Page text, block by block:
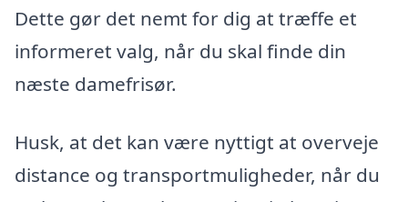
Dette gør det nemt for dig at træffe et
informeret valg, når du skal finde din
næste damefrisør.
Husk, at det kan være nyttigt at overveje
distance og transportmuligheder, når du